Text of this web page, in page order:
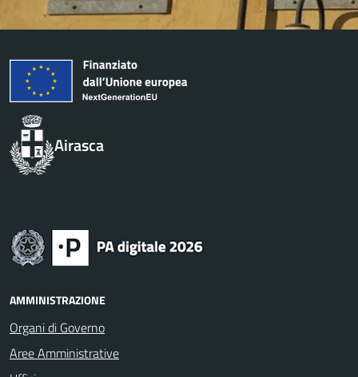
Airasca
AMMINISTRAZIONE
Organi di Governo
Aree Amministrative